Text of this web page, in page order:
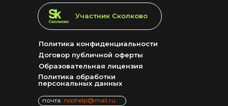
почта: noohelp@mail.ru
Образовательная лицензия
Договор публичной оферты
Политика конфиденциальности
Участник Сколково
LET'S GO!
Политика обработки
персональных данных